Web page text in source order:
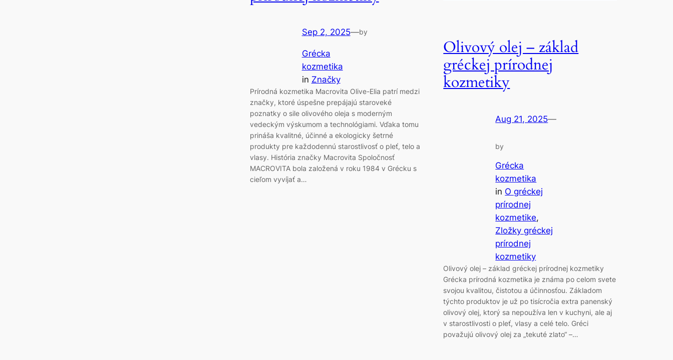
Sep 2, 2025—by
Grécka
kozmetika
in Značky
Prírodná kozmetika Macrovita Olive-Elia patrí medzi
značky, ktoré úspešne prepájajú staroveké
poznatky o sile olivového oleja s moderným
vedeckým výskumom a technológiami. Vďaka tomu
prináša kvalitné, účinné a ekologicky šetrné
produkty pre každodennú starostlivosť o pleť, telo a
vlasy. História značky Macrovita Spoločnosť
MACROVITA bola založená v roku 1984 v Grécku s
cieľom vyvíjať a…
Olivový olej – základ
gréckej prírodnej
kozmetiky
Aug 21, 2025—
by
Grécka
kozmetika
in O gréckej
prírodnej
kozmetike
Zložky gréckej
prírodnej
kozmetiky
Olivový olej – základ gréckej prírodnej kozmetiky
Grécka prírodná kozmetika je známa po celom svete
svojou kvalitou, čistotou a účinnosťou. Základom
týchto produktov je už po tisícročia extra panenský
olivový olej, ktorý sa nepoužíva len v kuchyni, ale aj
v starostlivosti o pleť, vlasy a celé telo. Gréci
považujú olivový olej za „tekuté zlato“ –…